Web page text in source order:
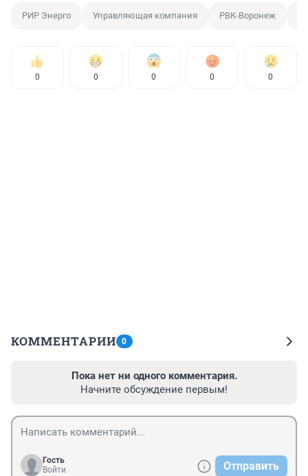
РИР Энерго Управляющая компания РВК-Воронеж
0 0 0 0 0
КОММЕНТАРИИ 0
Пока нет ни одного комментария.
Начните обсуждение первым!
Гость
Войти
Отправить